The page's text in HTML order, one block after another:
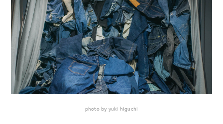
photo by yuki higuchi